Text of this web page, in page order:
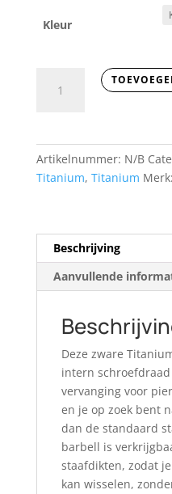
Kleur
gebogen
barbell
Artikelnummer: N/B
Titanium, Titanium Merk:
Beschrijving
Aanvullende
Deze zware
intern
vervanging voor
en je op zoek bent
dan de standaard
barbell is
staafdikten, zodat
kan wisselen,